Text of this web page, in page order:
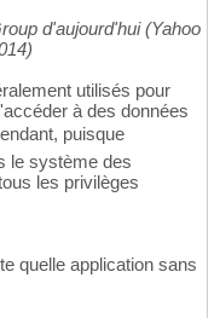
d'aujourd'hui (Yahoo
utilisés pour
à des données
puisque
le système des
les privilèges
quelle application sans